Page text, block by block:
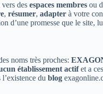
des espaces membres ou
, résumer, adapter à votre
d’une promesse que le site,
noms très proches:
établissement actifet a
du blog